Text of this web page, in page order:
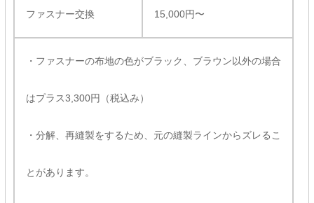
ファスナー交換 15,000円〜
・ファスナーの布地の色がブラック、ブラウン以外の場合
はプラス3,300円（税込み）
・分解、再縫製をするため、元の縫製ラインからズレるこ
とがあります。